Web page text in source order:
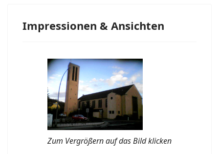
Impressionen & Ansichten
Zum Vergrößern auf das Bild klicken